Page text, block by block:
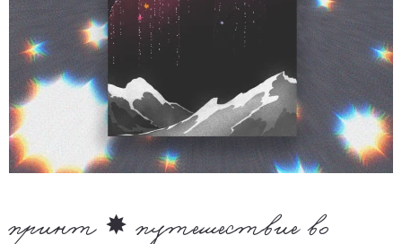
принт ✸ путешествие во